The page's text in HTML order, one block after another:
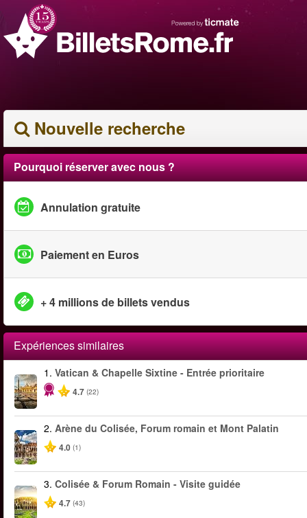
Nouvelle recherche
Pourquoi réserver avec nous ?
Annulation gratuite
Paiement en Euros
+ 4 millions de billets vendus
Expériences similaires
1. Vatican & Chapelle Sixtine - Entrée prioritaire
4.7 (22)
2. Arène du Colisée, Forum romain et Mont Palatin
4.0 (1)
3. Colisée & Forum Romain - Visite guidée
4.7 (43)